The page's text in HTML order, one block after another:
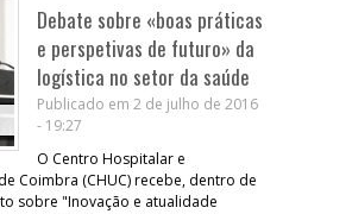
Debate sobre «boas práticas
e perspetivas de futuro» da
logística no setor da saúde
Publicado em 2 de julho de 2016
- 19:27
O Centro Hospitalar e
Coimbra (CHUC) recebe, dentro de
sobre "Inovação e atualidade